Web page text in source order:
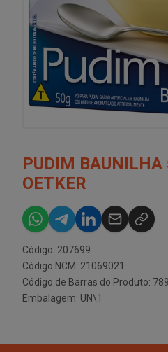
PUDIM BAUNILHA
OETKER
Código: 207699
Código NCM: 21069021
Código de Barras do Produto:
Embalagem: UN\1